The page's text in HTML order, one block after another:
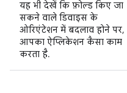
यह भी देखें कि फ़ोल्ड किए जा
सकने वाले डिवाइस के
ओरिएंटेशन में बदलाव होने पर,
आपका ऐप्लिकेशन कैसा काम
करता है.